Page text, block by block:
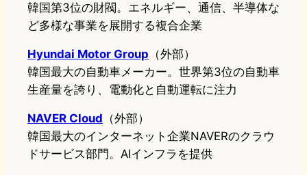
韓国第3位の財閥。エネルギー、通信、半導体な
ど多様な事業を展開する複合企業
Hyundai Motor Group （外部）
韓国最大の自動車メーカー。世界第3位の自動車
生産量を誇り、電動化と自動運転に注力
NAVER Cloud （外部）
韓国最大のインターネット企業NAVERのクラウ
ドサービス部門。AIインフラを提供